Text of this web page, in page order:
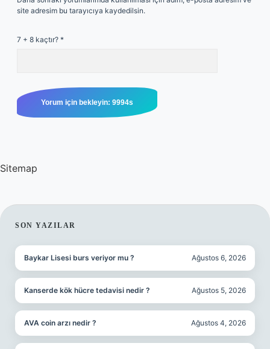
site adresim bu tarayıcıya kaydedilsin.
7 + 8 kaçtır? *
Sitemap
SIDEBAR
SON YAZILAR
Baykar Lisesi burs veriyor mu ? Ağustos 6, 2026
Kanserde kök hücre tedavisi nedir ? Ağustos 5, 2026
AVA coin arzı nedir ? Ağustos 4, 2026